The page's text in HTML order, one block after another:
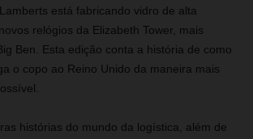
está fabricando vidro de alta
relógios da Elizabeth Tower, mais
Ben. Esta edição conta a história de como
o copo ao Reino Unido da maneira mais
histórias do mundo da logística, além de